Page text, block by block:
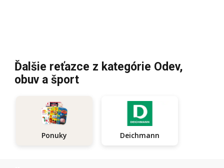
Ďalšie reťazce z kategórie Odev,
obuv a šport
Ponuky Deichmann